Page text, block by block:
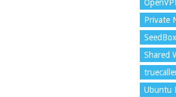
Private
SeedBox
Shared
Ubuntu